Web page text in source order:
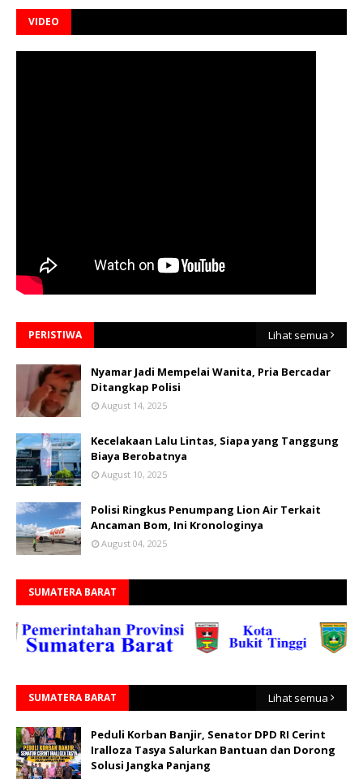
VIDEO
PERISTIWA Lihat semua
Nyamar Jadi Mempelai Wanita, Pria Bercadar
Ditangkap Polisi
August 14, 2025
Kecelakaan Lalu Lintas, Siapa yang Tanggung
Biaya Berobatnya
August 10, 2025
Polisi Ringkus Penumpang Lion Air Terkait
Ancaman Bom, Ini Kronologinya
August 04, 2025
SUMATERA BARAT
SUMATERA BARAT Lihat semua
Peduli Korban Banjir, Senator DPD RI Cerint
Iralloza Tasya Salurkan Bantuan dan Dorong
Solusi Jangka Panjang